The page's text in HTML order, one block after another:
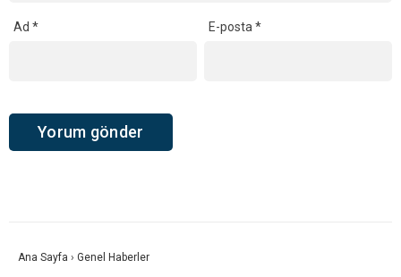
Ad * E-posta*
Ana Sayfa › Genel Haberler